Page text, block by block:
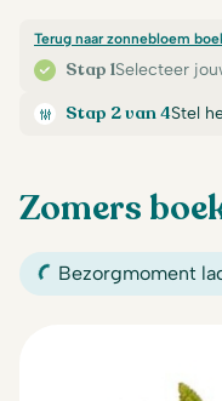
Stap 1Selecteer
Terug naar zonnebloem
Stap 2 van 4Stel
Zomers
Bezorgmoment